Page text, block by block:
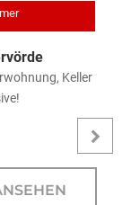
Keller